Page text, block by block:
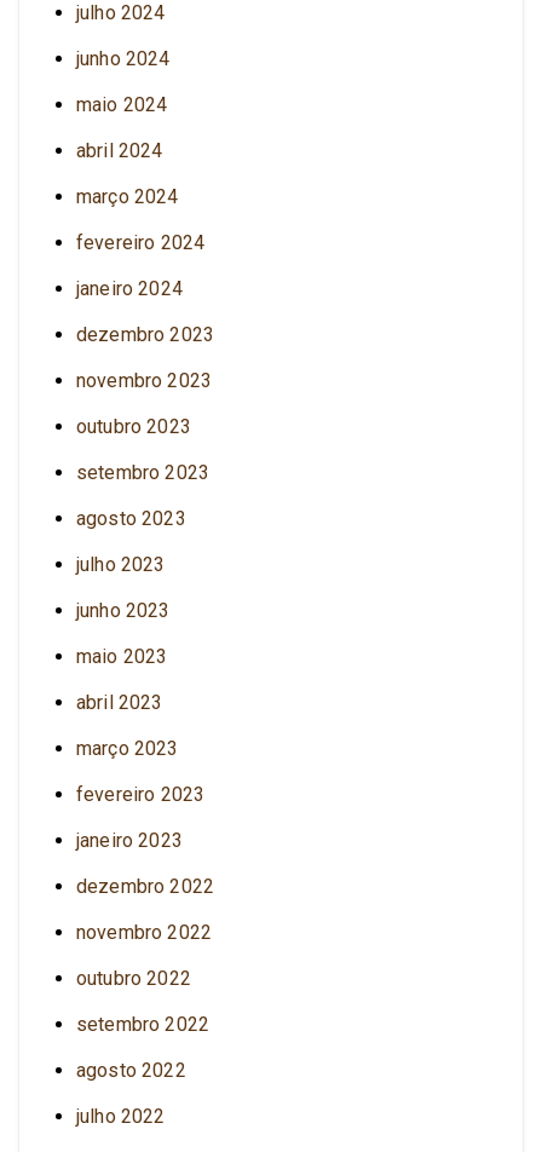
julho 2024
junho 2024
maio 2024
abril 2024
março 2024
fevereiro 2024
janeiro 2024
dezembro 2023
novembro 2023
outubro 2023
setembro 2023
agosto 2023
julho 2023
junho 2023
maio 2023
abril 2023
março 2023
fevereiro 2023
janeiro 2023
dezembro 2022
novembro 2022
outubro 2022
setembro 2022
agosto 2022
julho 2022